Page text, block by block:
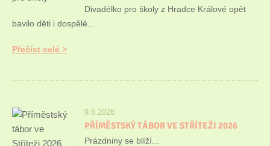
Divadélko pro školy z Hradce Králové opět
bavilo děti i dospělé...
Přečíst celé
9.6.2026
PŘÍMĚSTSKÝ TÁBOR VE STŘÍTEŽI 2026
Prázdniny se blíží...